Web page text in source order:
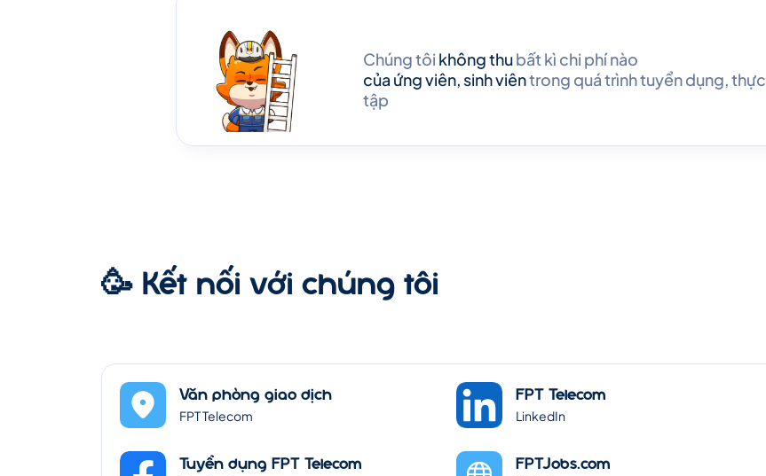
Chúng tôi không thubất kì chi phí nào
của ứng viên, sinh viêntrong quá trình tuyển dụng, thực
tập
🥳 Kết nối với chúng tôi
Văn phòng giao dịch
FPT Telecom
Tuyển dụng FPT Telecom
FPT Telecom
LinkedIn
FPTJobs.com